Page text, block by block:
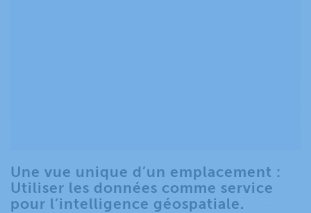
Une vue unique d’un emplacement :
Utiliser les données comme service
pour l’intelligence géospatiale.